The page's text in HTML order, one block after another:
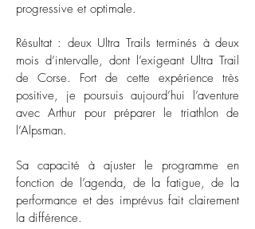
progressive et optimale.
Résultat : deux Ultra Trails terminés à deux
mois d’intervalle, dont l’exigeant Ultra Trail
de Corse. Fort de cette expérience très
positive, je poursuis aujourd’hui l’aventure
avec Arthur pour préparer le triathlon de
l’Alpsman.
Sa capacité à ajuster le programme en
fonction de l’agenda, de la fatigue, de la
performance et des imprévus fait clairement
la différence.